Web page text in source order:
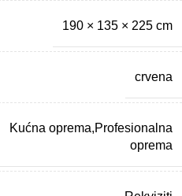
190 × 135 × 225 cm
crvena
Kućna oprema,Profesionalna
oprema